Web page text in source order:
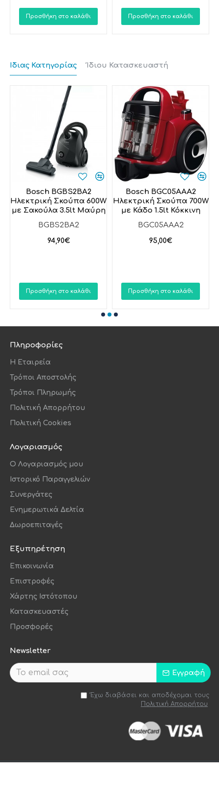
Προσθήκη στο καλάθι Προσθήκη στο καλάθι
Ίδιας Κατηγορίας Ίδιου Κατασκευαστή
BGBS2BA2
Bosch BGBS2BA2
Ηλεκτρική Σκούπα 600W
με Σακούλα 3.5lt Μαύρη
94,90€
Προσθήκη στο καλάθι
BGC05AAA2
Bosch BGC05AAA2
Ηλεκτρική Σκούπα 700W
με Κάδο 1.5lt Κόκκινη
95,00€
Προσθήκη στο καλάθι
Πληροφορίες
Η Εταιρεία
Τρόποι Αποστολής
Τρόποι Πληρωμής
Πολιτική Απορρήτου
Πολιτική Cookies
Λογαριασμός
O Λογαριασμός μου
Ιστορικό Παραγγελιών
Συνεργάτες
Ενημερωτικά Δελτία
Δωροεπιταγές
Εξυπηρέτηση
Επικοινωνία
Επιστροφές
Χάρτης Ιστότοπου
Κατασκευαστές
Προσφορές
Newsletter
Εγγραφή
Έχω διαβάσει και αποδέχομαι τους
Πολιτική Απορρήτου